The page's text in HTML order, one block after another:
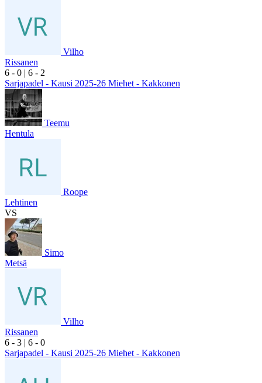
Vilho
Rissanen
6 - 0 | 6 - 2
Sarjapadel - Kausi 2025-26 Miehet - Kakkonen
Teemu
Hentula
Roope
Lehtinen
VS
Simo
Metsä
Vilho
Rissanen
6 - 3 | 6 - 0
Sarjapadel - Kausi 2025-26 Miehet - Kakkonen